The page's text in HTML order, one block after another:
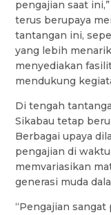
pengajian saat
terus berupaya
tantangan ini,
yang lebih
menyediakan
mendukung
Di tengah
Sikabau tetap
Berbagai upaya
pengajian di
memvariasikan
generasi muda
“Pengajian